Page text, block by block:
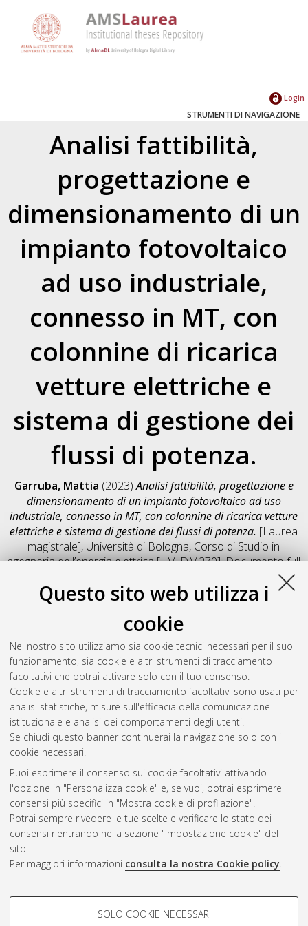
Questo sito web utilizza i
cookie
Nel nostro sito utilizziamo sia cookie tecnici necessari per il suo
funzionamento, sia cookie e altri strumenti di tracciamento
facoltativi che potrai attivare solo con il tuo consenso.
Cookie e altri strumenti di tracciamento facoltativi sono usati per
analisi statistiche, misure sull'efficacia della comunicazione
istituzionale e analisi dei comportamenti degli utenti.
Se chiudi questo banner continuerai la navigazione solo con i
cookie necessari.
Puoi esprimere il consenso sui cookie facoltativi attivando
l'opzione in "Personalizza cookie" e, se vuoi, potrai esprimere
consensi più specifici in "Mostra cookie di profilazione".
Potrai sempre rivedere le tue scelte e verificare lo stato dei
consensi rientrando nella sezione "Impostazione cookie" del
sito.
Per maggiori informazioni consulta la nostra Cookie policy.
COOKIE DI PROFILAZIONE -
SOLO COOKIE NECESSARI
Login
STRUMENTI DI NAVIGAZIONE
Analisi fattibilità,
progettazione e
dimensionamento di un
impianto fotovoltaico
ad uso industriale,
connesso in MT, con
colonnine di ricarica
vetture elettriche e
sistema di gestione dei
flussi di potenza.
Garruba, Mattia (2023)Analisi fattibilità, progettazione e
dimensionamento di un impianto fotovoltaico ad uso
industriale, connesso in MT, con colonnine di ricarica vetture
elettriche e sistema di gestione dei flussi di potenza. [Laurea
magistrale], Università di Bologna, Corso di Studio in
Ingegneria dell’energia elettrica [LM-DM270], Documento full-
Salva citazione
Condividi
Il full-text non è disponibile per scelta dell'autore. (
Abstract
Altri metadati
Gestione del documento:
Atom
Rss 1.0
Rss 2.0
AMS Laurea
Impostazioni Cookie
Informativa sulla privacy